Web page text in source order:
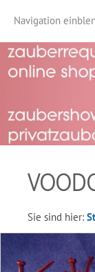
Navigation
Sie sind hier: